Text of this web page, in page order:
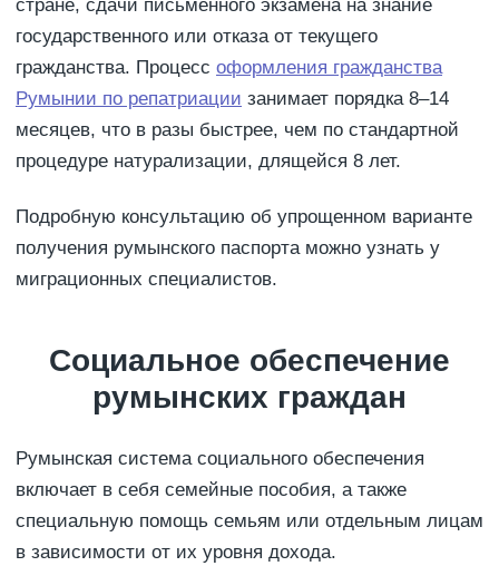
стране, сдачи письменного экзамена на знание
государственного или отказа от текущего
гражданства. Процесс оформления гражданства
Румынии по репатриации занимает порядка 8–14
месяцев, что в разы быстрее, чем по стандартной
процедуре натурализации, длящейся 8 лет.
Подробную консультацию об упрощенном варианте
получения румынского паспорта можно узнать у
миграционных специалистов.
Социальное обеспечение
румынских граждан
Румынская система социального обеспечения
включает в себя семейные пособия, а также
специальную помощь семьям или отдельным лицам
в зависимости от их уровня дохода.